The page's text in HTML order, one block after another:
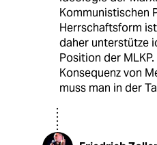
Kommunistischen
Herrschaftsform
daher unterstütze
Position der
Konsequenz von
muss man in der